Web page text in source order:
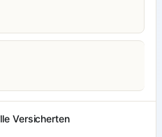
Versicherten